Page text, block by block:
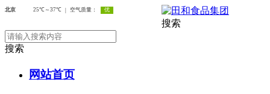
搜索
搜索
网站首页